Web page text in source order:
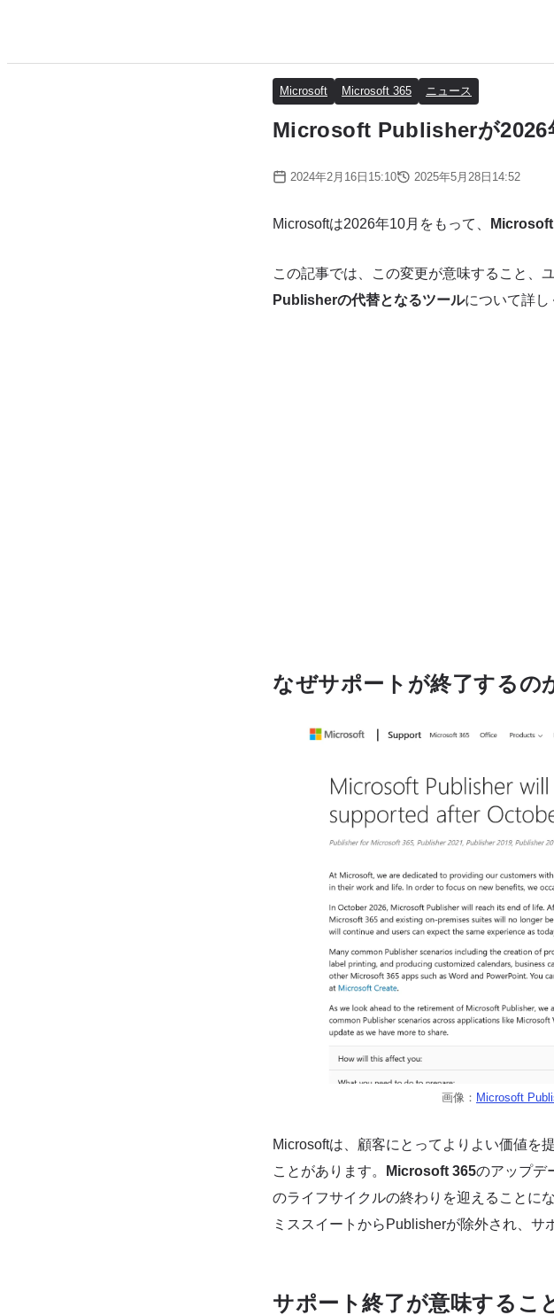
Microsoft Microsoft 365 ニュース
Microsoft Publisherが2026
2024年2月16日15:10 2025年5月28日14:52
Microsoftは2026年10月をもって、
この記事では、この変更が意味すること、
Publisherの代替となるツールについて詳し
なぜサポートが終了するの
画像： Microsoft
Microsoftは、顧客にとってよりよい価値を
ことがあります。
Microsoft 365のアップデ
のライフサイクルの終わりを迎えることに
ミススイートからPublisherが除外され、サ
サポート終了が意味するこ